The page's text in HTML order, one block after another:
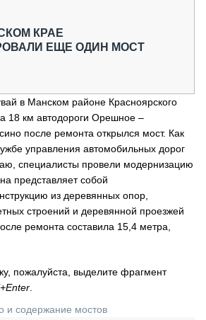
КРАЕ
ЕЩЕ ОДИН МОСТ
в Манском районе Красноярского
18 км автодороги Орешное –
после ремонта открылся мост. Как
управления автомобильных дорог
специалисты провели модернизацию
представляет собой
из деревянных опор,
строений и деревянной проезжей
ремонта составила 15,4 метра,
пожалуйста, выделите фрагмент
и содержание мостов